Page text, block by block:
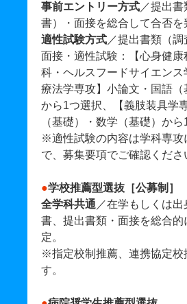
事前エントリー方式 ／提出
書）・面接を総合して合否を
適性試験方式 ／提出書類（調
面接・適性試験：【心身健
科・ヘルスフードサイエン
療法学専攻】小論文・国語（
から1つ選択、【義肢装具学
（基礎）・数学（基礎）から
※適性試験の内容は学科専攻
で、募集要項でご確認くださ
●学校推薦型選抜 ［公募制］
全学科共通 ／在学もしくは
書、提出書類・面接を総合的
定。
※指定校制推薦、連携協定校
す。